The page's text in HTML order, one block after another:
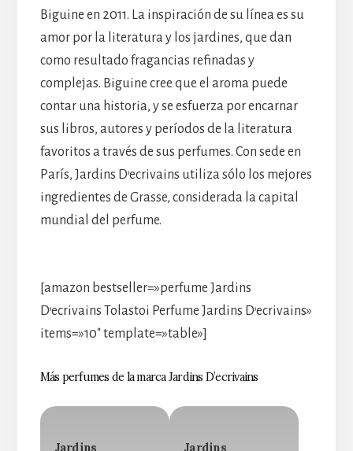
Biguine en 2011. La inspiración de su línea es su
amor por la literatura y los jardines, que dan
como resultado fragancias refinadas y
complejas. Biguine cree que el aroma puede
contar una historia, y se esfuerza por encarnar
sus libros, autores y períodos de la literatura
favoritos a través de sus perfumes. Con sede en
París, Jardins D’ecrivains utiliza sólo los mejores
ingredientes de Grasse, considerada la capital
mundial del perfume.
[amazon bestseller=»perfume Jardins
D’ecrivains Tolastoi Perfume Jardins D’ecrivains»
items=»10″ template=»table»]
Más perfumes de la marca Jardins D’ecrivains
Jardins Jardins